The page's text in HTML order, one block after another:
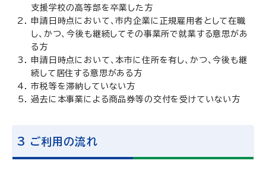
支援学校の高等部を卒業した方
申請日時点において、市内企業に正規雇用者として在職
し、かつ、今後も継続してその事業所で就業する意思があ
る方
申請日時点において、本市に住所を有し、かつ、今後も継
続して居住する意思がある方
市税等を滞納していない方
過去に本事業による商品券等の交付を受けていない方
3 ご利用の流れ